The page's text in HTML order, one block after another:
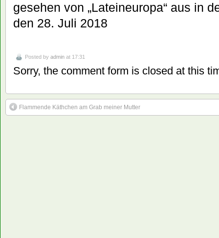
gesehen von „Lateineuropa“ aus in
den 28. Juli 2018
Posted by admin at 17:31
Sorry, the comment form is closed at this
Flammende Käthchen am Grab meiner Mutter